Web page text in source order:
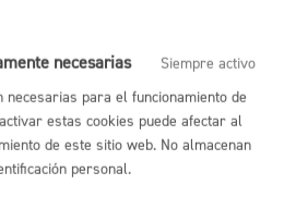
de Donostia / San
/ San Sebastián)
necesarias
Siempre activo
necesarias para el funcionamiento de
estas cookies puede afectar al
de este sitio web. No almacenan
personal.